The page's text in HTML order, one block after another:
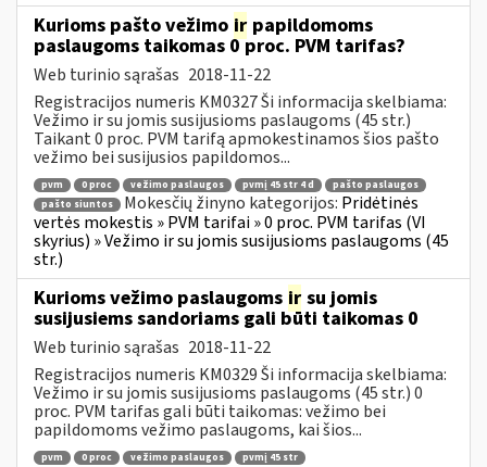
Kurioms pašto vežimo ir papildomoms
paslaugoms taikomas 0 proc. PVM tarifas?
Web turinio sąrašas 2018-11-22
Registracijos numeris KM0327 Ši informacija skelbiama:
Vežimo ir su jomis susijusioms paslaugoms (45 str.)
Taikant 0 proc. PVM tarifą apmokestinamos šios pašto
vežimo bei susijusios papildomos...
pvm 0 proc vežimo paslaugos pvmį 45 str 4 d
pašto paslaugos
pašto siuntos
Mokesčių žinyno kategorijos: Pridėtinės
vertės mokestis » PVM tarifai » 0 proc. PVM tarifas (VI
skyrius) » Vežimo ir su jomis susijusioms paslaugoms (45
str.)
Kurioms vežimo paslaugoms ir su jomis
susijusiems sandoriams gali būti taikomas 0
Web turinio sąrašas 2018-11-22
Registracijos numeris KM0329 Ši informacija skelbiama:
Vežimo ir su jomis susijusioms paslaugoms (45 str.) 0
proc. PVM tarifas gali būti taikomas: vežimo bei
papildomoms vežimo paslaugoms, kai šios...
pvm 0 proc vežimo paslaugos
pvmį 45 str